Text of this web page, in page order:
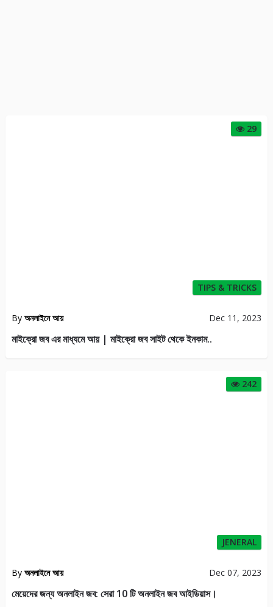
29
TIPS & TRICKS
By অনলাইনে আয় Dec 11, 2023
মাইক্রো জব এর মাধ্যমে আয় | মাইক্রো জব সাইট থেকে ইনকাম..
242
JENERAL
By অনলাইনে আয় Dec 07, 2023
মেয়েদের জন্য অনলাইন জব: সেরা 10 টি অনলাইন জব আইডিয়াস।